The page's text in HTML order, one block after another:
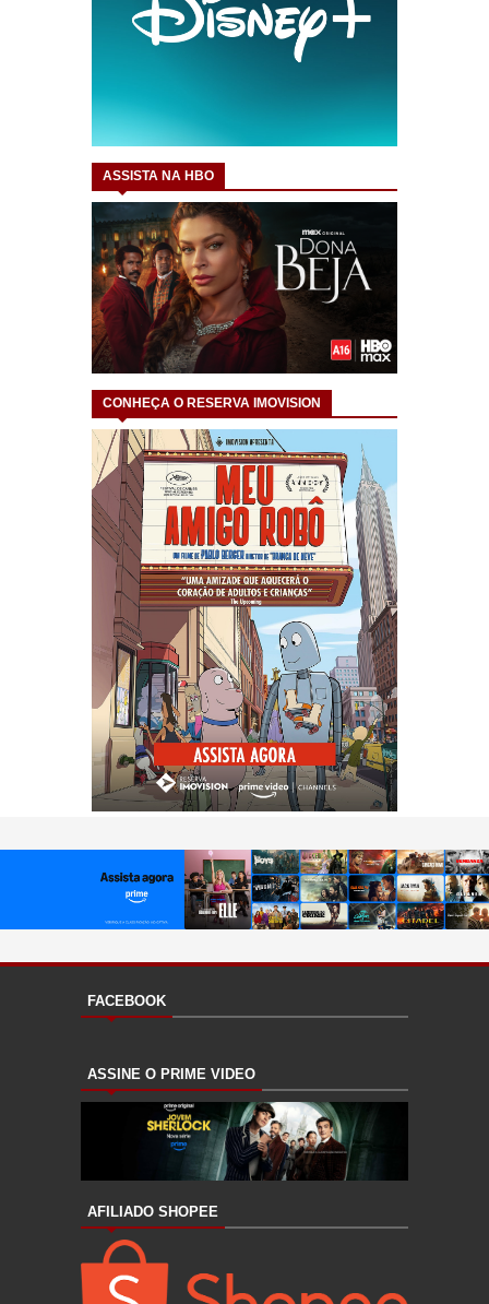
ASSISTA NA HBO
CONHEÇA O RESERVA IMOVISION
FACEBOOK
ASSINE O PRIME VIDEO
AFILIADO SHOPEE